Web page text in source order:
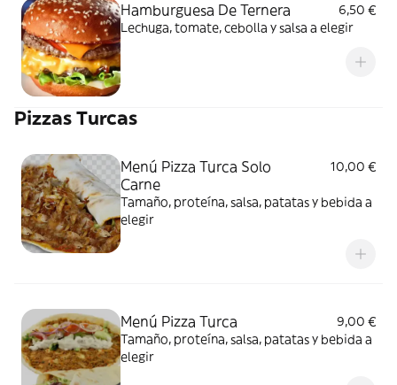
Hamburguesa De Ternera
6,50 €
Lechuga, tomate, cebolla y salsa a elegir
Pizzas Turcas
Menú Pizza Turca Solo
Carne
10,00 €
Tamaño, proteína, salsa, patatas y bebida a
elegir
Menú Pizza Turca
9,00 €
Tamaño, proteína, salsa, patatas y bebida a
elegir